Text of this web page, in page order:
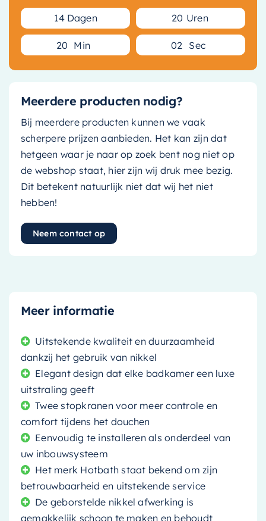
14 Dagen 20 Uren
20 Min 01 Sec
Meerdere producten nodig?
Bij meerdere producten kunnen we vaak
scherpere prijzen aanbieden. Het kan zijn dat
hetgeen waar je naar op zoek bent nog niet op
de webshop staat, hier zijn wij druk mee bezig.
Dit betekent natuurlijk niet dat wij het niet
hebben!
Neem contact op
Meer informatie
Uitstekende kwaliteit en duurzaamheid
dankzij het gebruik van nikkel
Elegant design dat elke badkamer een luxe
uitstraling geeft
Twee stopkranen voor meer controle en
comfort tijdens het douchen
Eenvoudig te installeren als onderdeel van
uw inbouwsysteem
Het merk Hotbath staat bekend om zijn
betrouwbaarheid en uitstekende service
De geborstelde nikkel afwerking is
gemakkelijk schoon te maken en behoudt